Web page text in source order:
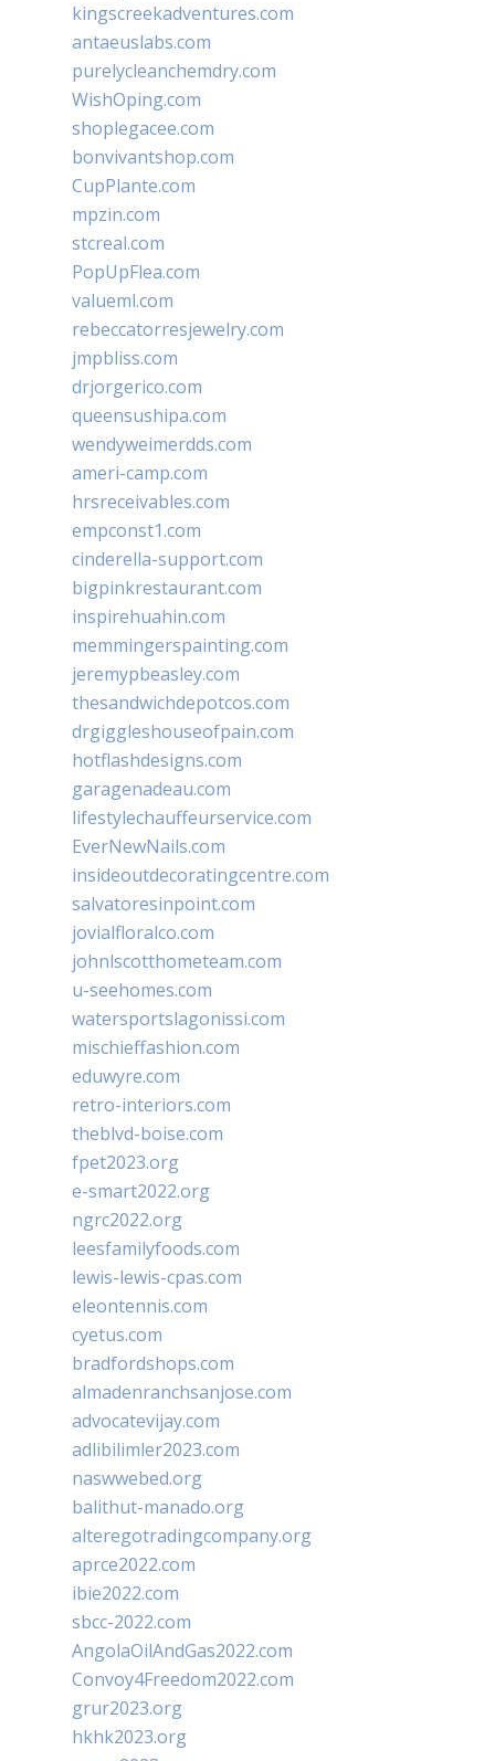
kingscreekadventures.com
antaeuslabs.com
purelycleanchemdry.com
WishOping.com
shoplegacee.com
bonvivantshop.com
CupPlante.com
mpzin.com
stcreal.com
PopUpFlea.com
valueml.com
rebeccatorresjewelry.com
jmpbliss.com
drjorgerico.com
queensushipa.com
wendyweimerdds.com
ameri-camp.com
hrsreceivables.com
empconst1.com
cinderella-support.com
bigpinkrestaurant.com
inspirehuahin.com
memmingerspainting.com
jeremypbeasley.com
thesandwichdepotcos.com
drgiggleshouseofpain.com
hotflashdesigns.com
garagenadeau.com
lifestylechauffeurservice.com
EverNewNails.com
insideoutdecoratingcentre.com
salvatoresinpoint.com
jovialfloralco.com
johnlscotthometeam.com
u-seehomes.com
watersportslagonissi.com
mischieffashion.com
eduwyre.com
retro-interiors.com
theblvd-boise.com
fpet2023.org
e-smart2022.org
ngrc2022.org
leesfamilyfoods.com
lewis-lewis-cpas.com
eleontennis.com
cyetus.com
bradfordshops.com
almadenranchsanjose.com
advocatevijay.com
adlibilimler2023.com
naswwebed.org
balithut-manado.org
alteregotradingcompany.org
aprce2022.com
ibie2022.com
sbcc-2022.com
AngolaOilAndGas2022.com
Convoy4Freedom2022.com
grur2023.org
hkhk2023.org